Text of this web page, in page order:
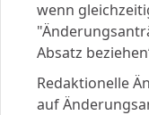
wenn
Absatz
Redaktionelle
auf